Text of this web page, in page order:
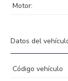
Motor:
Datos del
Código vehículo